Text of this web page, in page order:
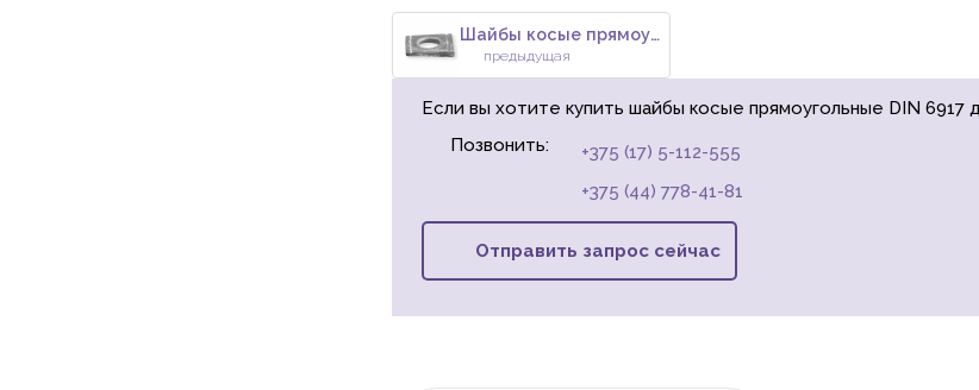
Шайбы косые прямоугольные DIN
предыдущая
Если вы хотите купить шайбы косые прямоугольные DIN 6917
Позвонить:
+375 (17) 5-112-555
+375 (44) 778-41-81
Отправить запрос сейчас